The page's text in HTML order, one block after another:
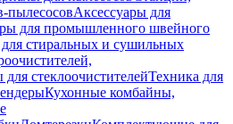
пылесосовАксессуары для
для промышленного швейного
стиральных и сушильных
для стеклоочистителейТехника для
Кухонные комбайны,